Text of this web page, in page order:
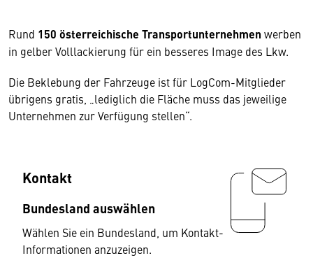
Rund 150 österreichische Transportunternehmen werben
in gelber Volllackierung für ein besseres Image des Lkw.
Die Beklebung der Fahrzeuge ist für LogCom-Mitglieder
übrigens gratis, „lediglich die Fläche muss das jeweilige
Unternehmen zur Verfügung stellen“.
Kontakt
Bundesland auswählen
Wählen Sie ein Bundesland, um Kontakt-
Informationen anzuzeigen.